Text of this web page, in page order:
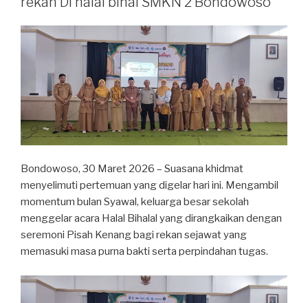
Bondowoso, 30 Maret 2026 – Suasana khidmat
menyelimuti pertemuan yang digelar hari ini. Mengambil
momentum bulan Syawal, keluarga besar sekolah
menggelar acara Halal Bihalal yang dirangkaikan dengan
seremoni Pisah Kenang bagi rekan sejawat yang
memasuki masa purna bakti serta perpindahan tugas.